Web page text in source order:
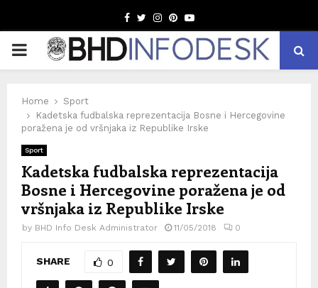
Facebook
TwitterInstagram
Pinterest
Youtube
PRIMARY
Home
Sport
Kadetska fudbalska reprezentacija Bosne i Hercegovine
poražena je od vršnjaka iz Republike Irske
Sport
Kadetska fudbalska reprezentacija
Bosne i Hercegovine poražena je od
vršnjaka iz Republike Irske
by BHD Info Desk Administrator 11/05/2018 0
SHARE 0